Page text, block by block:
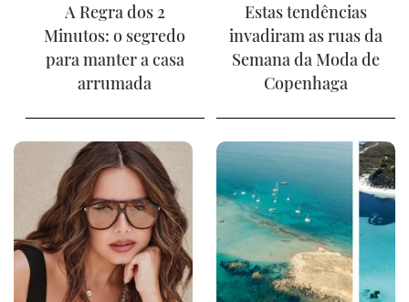
A Regra dos 2
Minutos: o segredo
para manter a casa
arrumada
Estas tendências
invadiram as ruas da
Semana da Moda de
Copenhaga